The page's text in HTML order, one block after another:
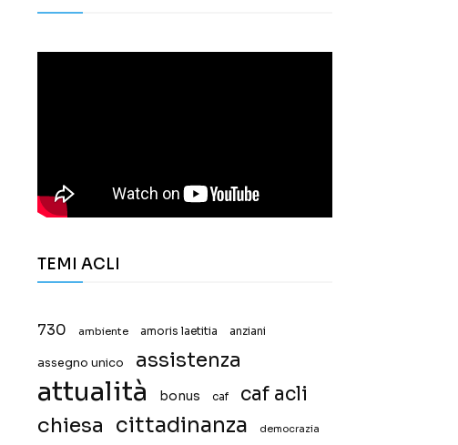
TEMI ACLI
730 ambiente amoris laetitia anziani
assegno unico assistenza
attualità bonus caf caf acli
chiesa cittadinanza democrazia